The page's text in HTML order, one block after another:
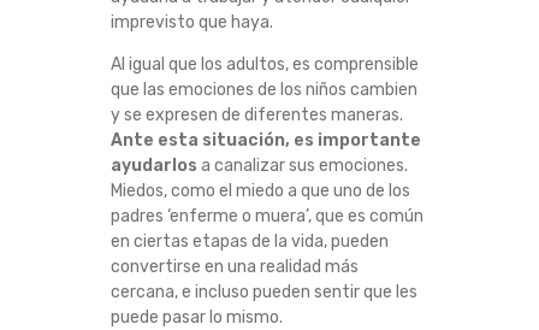
imprevisto que haya.
Al igual que los adultos, es comprensible
que las emociones de los niños cambien
y se expresen de diferentes maneras.
Ante esta situación, es importante
ayudarlos a canalizar sus emociones.
Miedos, como el miedo a que uno de los
padres ‘enferme o muera’, que es común
en ciertas etapas de la vida, pueden
convertirse en una realidad más
cercana, e incluso pueden sentir que les
puede pasar lo mismo.